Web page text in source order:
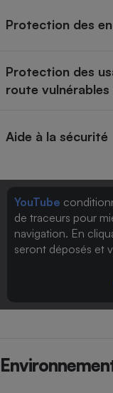
Protection des
Protection des
route vulnérables
Aide à la sécurité
YouTube
de traceurs pour
navigation. En
seront déposés et